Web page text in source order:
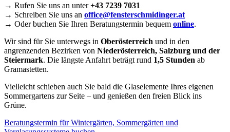
→ Rufen Sie uns an unter+43 7239 7031
→ Schreiben Sie uns an office@fensterschmidinger.at
→ Oder buchen Sie Ihren Beratungstermin bequem online.
Wir sind für Sie unterwegs in Oberösterreich und in den
angrenzenden Bezirken von Niederösterreich, Salzburg und der
Steiermark. Die längste Anfahrt beträgt rund 1,5 Stunden ab
Gramastetten.
Vielleicht schieben auch Sie bald die Glaselemente Ihres eigenen
Sommergartens zur Seite – und genießen den freien Blick ins
Grüne.
Beratungstermin für Wintergärten, Sommergärten und